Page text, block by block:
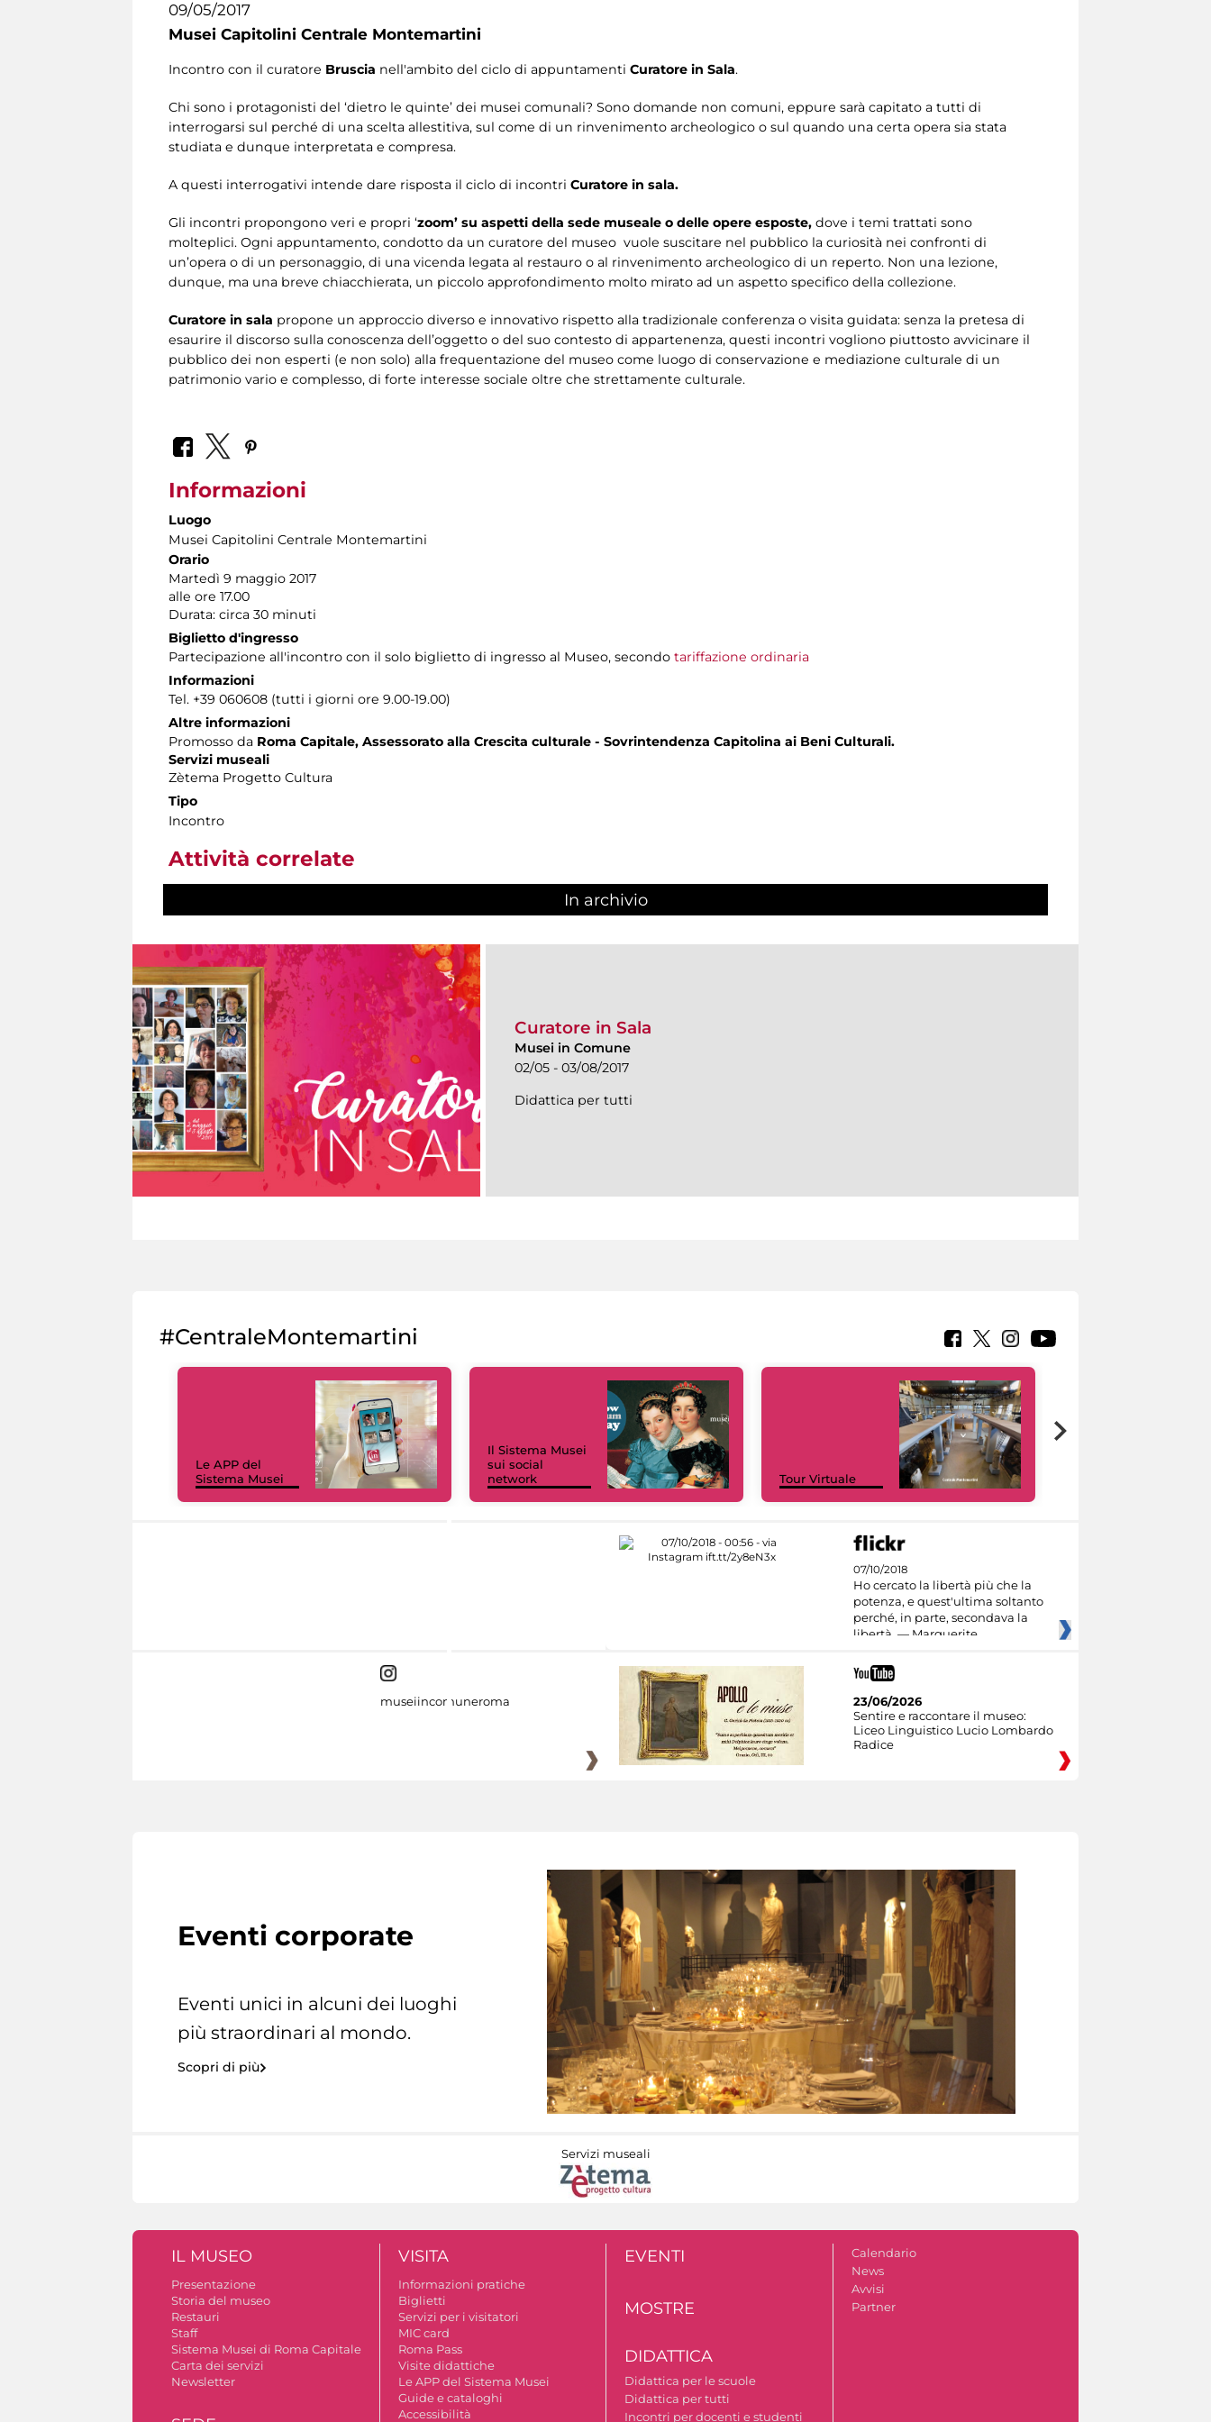
09/05/2017
Musei Capitolini Centrale Montemartini
Incontro con il curatore Bruscia nell'ambito del ciclo di appuntamenti Curatore in Sala.
Chi sono i protagonisti del ‘dietro le quinte’ dei musei comunali? Sono domande non comuni, eppure sarà capitato a tutti di
interrogarsi sul perché di una scelta allestitiva, sul come di un rinvenimento archeologico o sul quando una certa opera sia stata
studiata e dunque interpretata e compresa.
A questi interrogativi intende dare risposta il ciclo di incontri Curatore in sala.
Gli incontri propongono veri e propri ‘zoom’ su aspetti della sede museale o delle opere esposte, dove i temi trattati sono
molteplici. Ogni appuntamento, condotto da un curatore del museo vuole suscitare nel pubblico la curiosità nei confronti di
un’opera o di un personaggio, di una vicenda legata al restauro o al rinvenimento archeologico di un reperto. Non una lezione,
dunque, ma una breve chiacchierata, un piccolo approfondimento molto mirato ad un aspetto specifico della collezione.
Curatore in sala propone un approccio diverso e innovativo rispetto alla tradizionale conferenza o visita guidata: senza la pretesa di
esaurire il discorso sulla conoscenza dell’oggetto o del suo contesto di appartenenza, questi incontri vogliono piuttosto avvicinare il
pubblico dei non esperti (e non solo) alla frequentazione del museo come luogo di conservazione e mediazione culturale di un
patrimonio vario e complesso, di forte interesse sociale oltre che strettamente culturale.
Informazioni
Luogo
Musei Capitolini Centrale Montemartini
Orario
Martedì 9 maggio 2017
alle ore 17.00
Durata: circa 30 minuti
Biglietto d'ingresso
Partecipazione all'incontro con il solo biglietto di ingresso al Museo, secondo tariffazione ordinaria
Informazioni
Tel. +39 060608 (tutti i giorni ore 9.00-19.00)
Altre informazioni
Promosso da Roma Capitale, Assessorato alla Crescita culturale - Sovrintendenza Capitolina ai Beni Culturali.
Servizi museali
Zètema Progetto Cultura
Tipo
Incontro
Attività correlate
In archivio
Curatore in Sala
Musei in Comune
02/05 - 03/08/2017
Didattica per tutti
#CentraleMontemartini
Le APP del
Sistema Musei
Il Sistema Musei
sui social
network
Tour Virtuale
07/10/2018
Ho cercato la libertà più che la
potenza, e quest'ultima soltanto
perché, in parte, secondava la
libertà. — Marguerite
museiincomuneroma
23/06/2026
Sentire e raccontare il museo:
Liceo Linguistico Lucio Lombardo
Radice
Eventi corporate
Eventi unici in alcuni dei luoghi
più straordinari al mondo.
Scopri di più
Servizi museali
IL MUSEO
Presentazione
Storia del museo
Restauri
Staff
Sistema Musei di Roma Capitale
Carta dei servizi
Newsletter
VISITA
Informazioni pratiche
Biglietti
Servizi per i visitatori
MIC card
Roma Pass
Visite didattiche
Le APP del Sistema Musei
Guide e cataloghi
Accessibilità
EVENTI
MOSTRE
DIDATTICA
Didattica per le scuole
Didattica per tutti
Incontri per docenti e studenti
Calendario
News
Avvisi
Partner